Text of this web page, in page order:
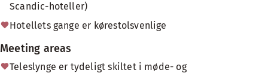
Scandic-hoteller)
Hotellets gange er kørestolsvenlige
Meeting areas
Teleslynge er tydeligt skiltet i møde- og